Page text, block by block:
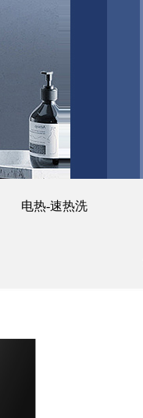
电热-速热洗